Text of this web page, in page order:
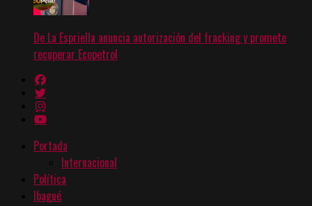
De La Espriella anuncia autorización del fracking y promete
recuperar Ecopetrol
Portada
Internacional
Política
Ibagué